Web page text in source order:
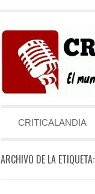
Menú
CRITICALANDIA
ARCHIVO DE LA ETIQUETA: